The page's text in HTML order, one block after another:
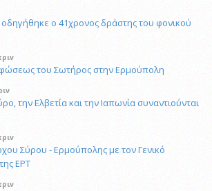
οδηγήθηκε ο 41χρονος δράστης του φονικού
του Σωτήρος στην Ερμούπολη
την Ελβετία και την Ιαπωνία συναντιούνται
Σύρου - Ερμούπολης με τον Γενικό
ΕΡΤ